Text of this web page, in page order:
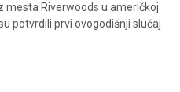
mesta Riverwoods u američkoj
potvrdili prvi ovogodišnji slučaj